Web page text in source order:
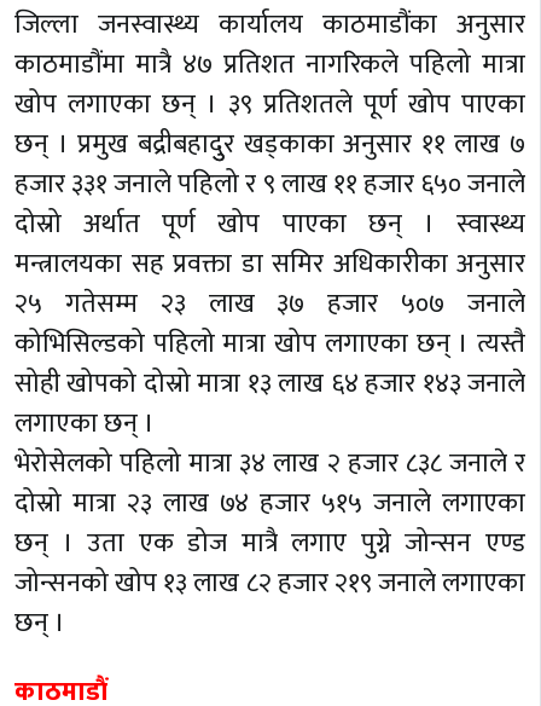
जिल्ला जनस्वास्थ्य कार्यालय काठमाडौंका अनुसार
काठमाडौंमा मात्रै ४७ प्रतिशत नागरिकले पहिलो मात्रा
खोप लगाएका छन् । ३९ प्रतिशतले पूर्ण खोप पाएका
छन् । प्रमुख बद्रीबहादुुर खड्काका अनुसार ११ लाख ७
हजार ३३१ जनाले पहिलो र ९ लाख ११ हजार ६५० जनाले
दोस्रो अर्थात पूर्ण खोप पाएका छन् । स्वास्थ्य
मन्त्रालयका सह प्रवक्ता डा समिर अधिकारीका अनुसार
२५ गतेसम्म २३ लाख ३७ हजार ५०७ जनाले
कोभिसिल्डको पहिलो मात्रा खोप लगाएका छन् । त्यस्तै
सोही खोपको दोस्रो मात्रा १३ लाख ६४ हजार १४३ जनाले
लगाएका छन् ।
भेरोसेलको पहिलो मात्रा ३४ लाख २ हजार ८३८ जनाले र
दोस्रो मात्रा २३ लाख ७४ हजार ५१५ जनाले लगाएका
छन् । उता एक डोज मात्रै लगाए पुग्ने जोन्सन एण्ड
जोन्सनको खोप १३ लाख ८२ हजार २१९ जनाले लगाएका
छन् ।
काठमाडौं